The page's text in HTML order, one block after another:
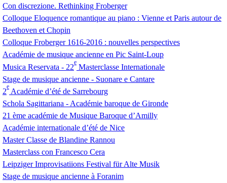
Con discrezione. Rethinking Froberger
Colloque Eloquence romantique au piano : Vienne et Paris autour de
Beethoven et Chopin
Colloque Froberger 1616-2016 : nouvelles perspectives
Académie de musique ancienne en Pic Saint-Loup
Musica Reservata - 22
e
Masterclasse Internationale
Stage de musique ancienne - Suonare e Cantare
2
e
Académie d’été de Sarrebourg
Schola Sagittariana - Académie baroque de Gironde
21 ème académie de Musique Baroque d’Amilly
Académie internationale d’été de Nice
Master Classe de Blandine Rannou
Masterclass con Francesco Cera
Leipziger Improvisatiions Festival für Alte Musik
Stage de musique ancienne à Foranim